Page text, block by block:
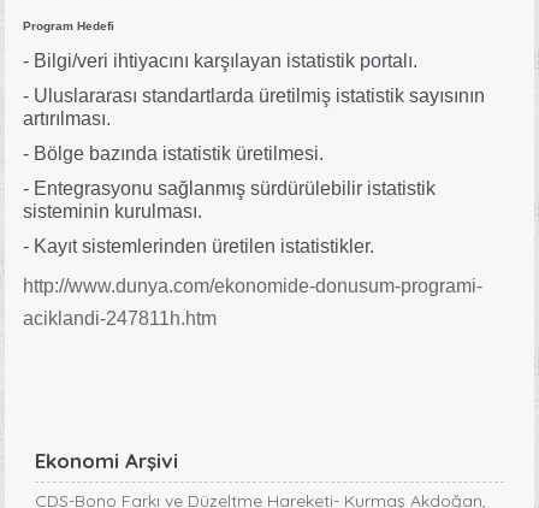
Program Hedefi
- Bilgi/veri ihtiyacını karşılayan istatistik portalı.
- Uluslararası standartlarda üretilmiş istatistik sayısının
artırılması.
- Bölge bazında istatistik üretilmesi.
- Entegrasyonu sağlanmış sürdürülebilir istatistik
sisteminin kurulması.
- Kayıt sistemlerinden üretilen istatistikler.
http://www.dunya.com/ekonomide-donusum-programi-
aciklandi-247811h.htm
Ekonomi Arşivi
CDS-Bono Farkı ve Düzeltme Hareketi- Kurmaş Akdoğan,